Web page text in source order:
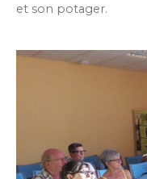
et son potager.